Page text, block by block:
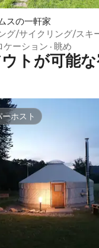
中4.91つ星の平均評価
スの一軒家
グ/サイクリング/スキ
ムザーベルク/ヴァー
ケーション · 眺め
トが可能
ホスト
ホスト